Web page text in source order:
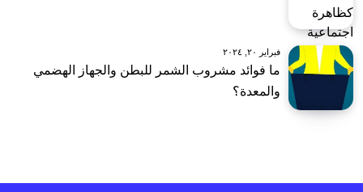
فبراير ٢٠, ٢٠٢٤
ما فوائد مشروب الشمر للبطن والجهاز الهضمي
والمعدة؟